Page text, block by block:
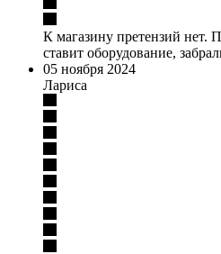
К магазину претензий нет.
ставит оборудование,
05 ноября 2024
Лариса